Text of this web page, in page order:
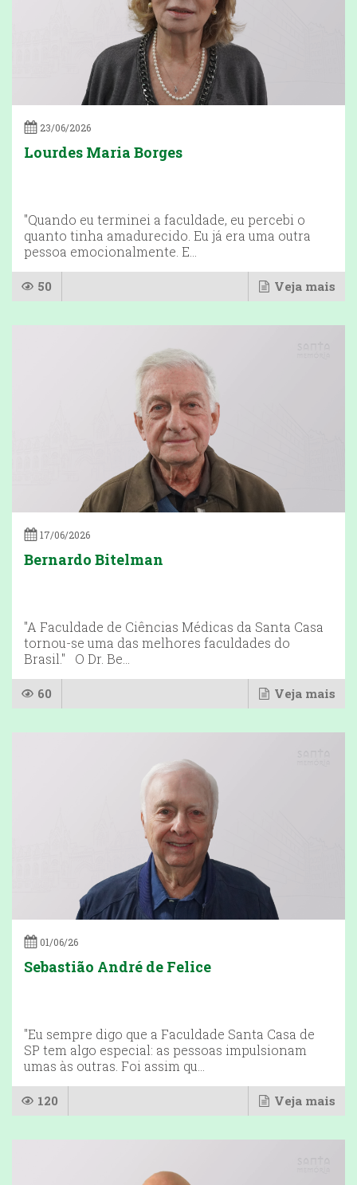
23/06/2026
Lourdes Maria Borges
"Quando eu terminei a faculdade, eu percebi o
quanto tinha amadurecido. Eu já era uma outra
pessoa emocionalmente. E...
50 Veja mais
17/06/2026
Bernardo Bitelman
"A Faculdade de Ciências Médicas da Santa Casa
tornou-se uma das melhores faculdades do
Brasil." O Dr. Be...
60 Veja mais
01/06/26
Sebastião André de Felice
"Eu sempre digo que a Faculdade Santa Casa de
SP tem algo especial: as pessoas impulsionam
umas às outras. Foi assim qu...
120 Veja mais